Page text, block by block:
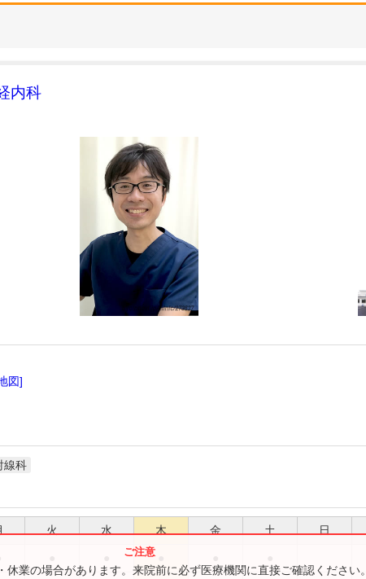
内科
図]
線科
火 水 木 金 土 日
休業の場合があります。来院前に必ず医療機関に直接ご確認ください。
患者さんが来院されてい